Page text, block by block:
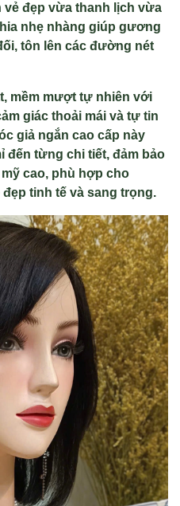
vẻ đẹp vừa thanh lịch vừa
nhẹ nhàng giúp gương
tôn lên các đường nét
mềm mượt tự nhiên với
giác thoải mái và tự tin
giả ngắn cao cấp này
đến từng chi tiết, đảm bảo
cao, phù hợp cho
tinh tế và sang trọng.